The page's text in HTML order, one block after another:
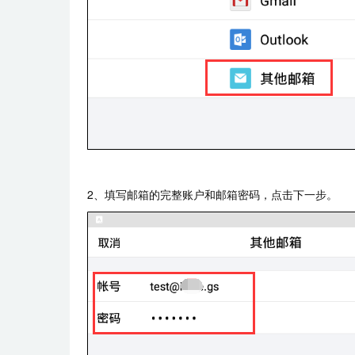
2、填写邮箱的完整账户和邮箱密码，点击下一步。